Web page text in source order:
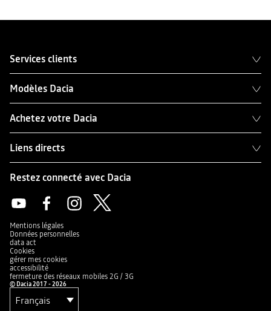
Services clients
Modèles Dacia
Achetez votre Dacia
Liens directs
Restez connecté avec Dacia
Mentions légales
Données personnelles
data act
Cookies
gérer mes cookies
accessibilité
fermeture des réseaux mobiles 2G / 3G
© Dacia 2017 - 2026